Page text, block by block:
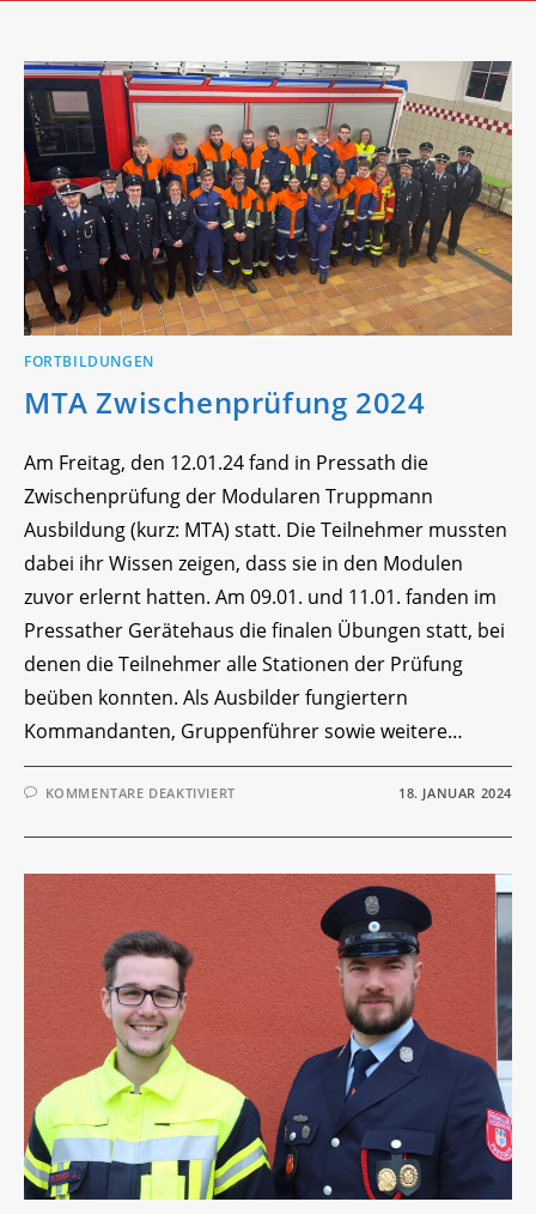
FORTBILDUNGEN
MTA Zwischenprüfung 2024
Am Freitag, den 12.01.24 fand in Pressath die
Zwischenprüfung der Modularen Truppmann
Ausbildung (kurz: MTA) statt. Die Teilnehmer mussten
dabei ihr Wissen zeigen, dass sie in den Modulen
zuvor erlernt hatten. Am 09.01. und 11.01. fanden im
Pressather Gerätehaus die finalen Übungen statt, bei
denen die Teilnehmer alle Stationen der Prüfung
beüben konnten. Als Ausbilder fungiertern
Kommandanten, Gruppenführer sowie weitere…
KOMMENTARE DEAKTIVIERTFÜR
2024
18. JANUAR 2024